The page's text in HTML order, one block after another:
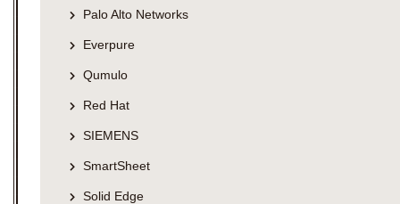
Palo Alto Networks
Everpure
Qumulo
Red Hat
SIEMENS
SmartSheet
Solid Edge